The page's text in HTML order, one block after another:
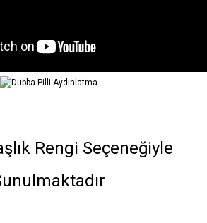
Rengi Seçeneğiyle